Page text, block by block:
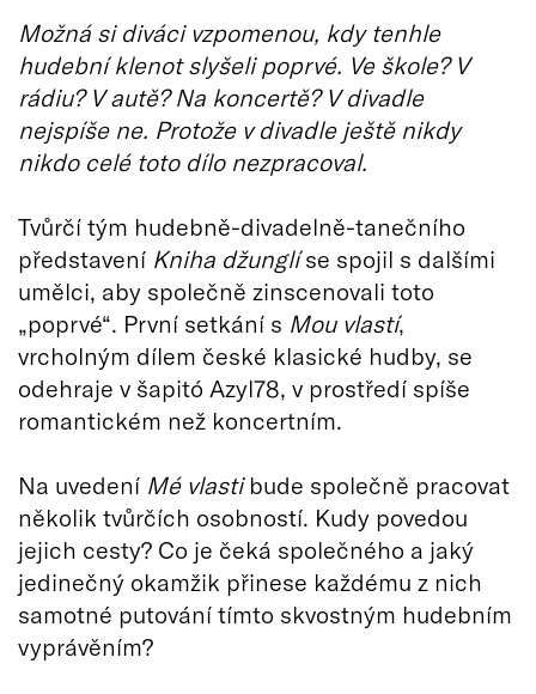
Možná si diváci vzpomenou, kdy tenhle
hudební klenot slyšeli poprvé. Ve škole? V
rádiu? V autě? Na koncertě? V divadle
nejspíše ne. Protože v divadle ještě nikdy
nikdo celé toto dílo nezpracoval.
Tvůrčí tým hudebně-divadelně-tanečního
představení Kniha džunglíse spojil s dalšími
umělci, aby společně zinscenovali toto
„poprvé“. První setkání s Mou vlastí,
vrcholným dílem české klasické hudby, se
odehraje v šapitó Azyl78, v prostředí spíše
romantickém než koncertním.
Na uvedení Mé vlastibude společně pracovat
několik tvůrčích osobností. Kudy povedou
jejich cesty? Co je čeká společného a jaký
jedinečný okamžik přinese každému z nich
samotné putování tímto skvostným hudebním
vyprávěním?